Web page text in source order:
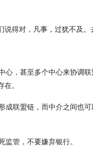
得对，凡事，过犹不及。
心，甚至多个中心来协调
。
成联盟链，而中介之间也
监管，不要嫌弃银行。